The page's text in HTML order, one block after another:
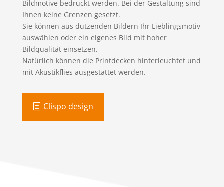
Bildmotive bedruckt werden. Bei der Gestaltung sind
Ihnen keine Grenzen gesetzt.
Sie können aus dutzenden Bildern Ihr Lieblingsmotiv
auswählen oder ein eigenes Bild mit hoher
Bildqualität einsetzen.
Natürlich können die Printdecken hinterleuchtet und
mit Akustikflies ausgestattet werden.
Clispo design